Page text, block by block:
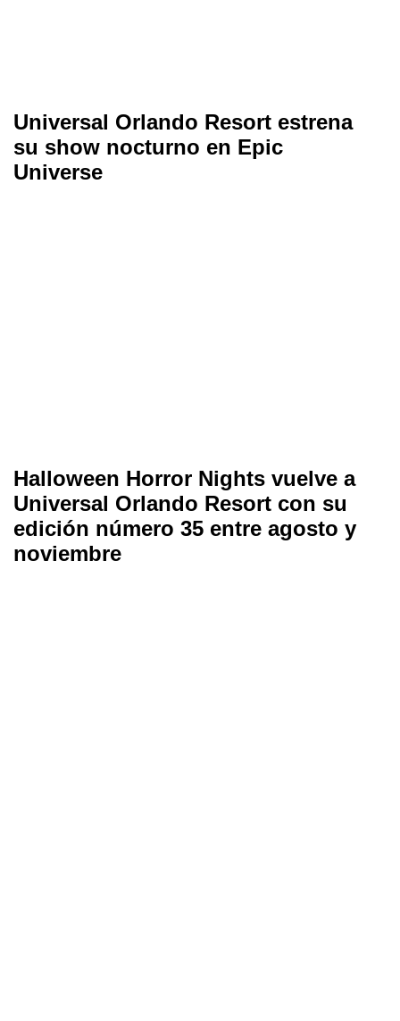
Universal Orlando Resort estrena
su show nocturno en Epic
Universe
Halloween Horror Nights vuelve a
Universal Orlando Resort con su
edición número 35 entre agosto y
noviembre